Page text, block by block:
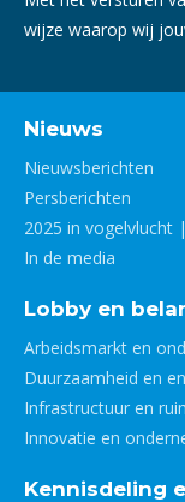
wijze waarop wij
Nieuws
Nieuwsberichten
Persberichten
2025 in vogelvlucht
In de media
Lobby en
Arbeidsmarkt en
Duurzaamheid en
Infrastructuur en
Innovatie en
Kennisdeling